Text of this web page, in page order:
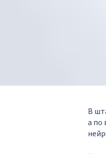
В
а по